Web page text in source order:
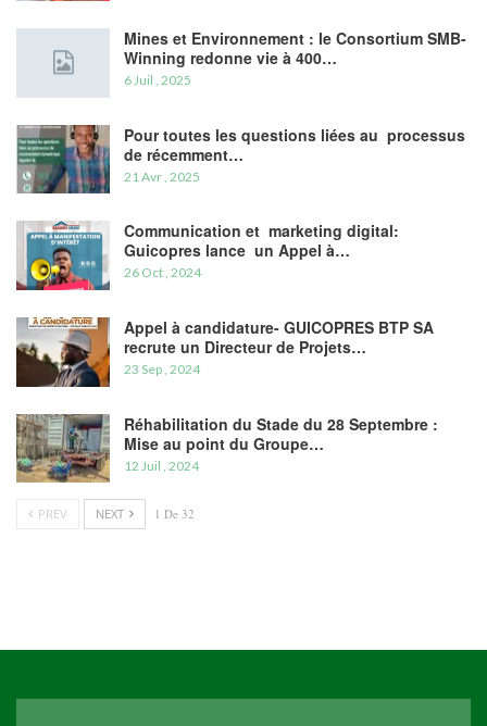
Mines et Environnement : le Consortium SMB-
Winning redonne vie à 400…
6 Juil , 2025
Pour toutes les questions liées au processus
de récemment…
21 Avr , 2025
Communication et marketing digital:
Guicopres lance un Appel à…
26 Oct , 2024
Appel à candidature- GUICOPRES BTP SA
recrute un Directeur de Projets…
23 Sep , 2024
Réhabilitation du Stade du 28 Septembre :
Mise au point du Groupe…
12 Juil , 2024
PREV NEXT 1 De 32